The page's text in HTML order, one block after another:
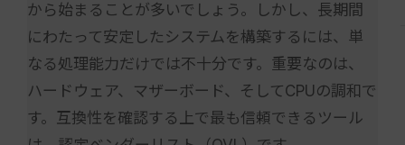
から始まることが多いでしょう。しかし、長期間
にわたって安定したシステムを構築するには、単
なる処理能力だけでは不十分です。重要なのは、
ハードウェア、マザーボード、そしてCPUの調和で
す。互換性を確認する上で最も信頼できるツール